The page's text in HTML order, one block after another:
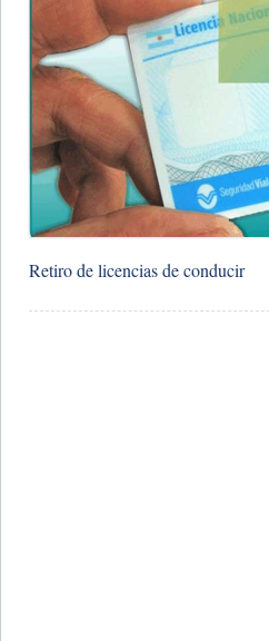
Retiro de licencias de conducir